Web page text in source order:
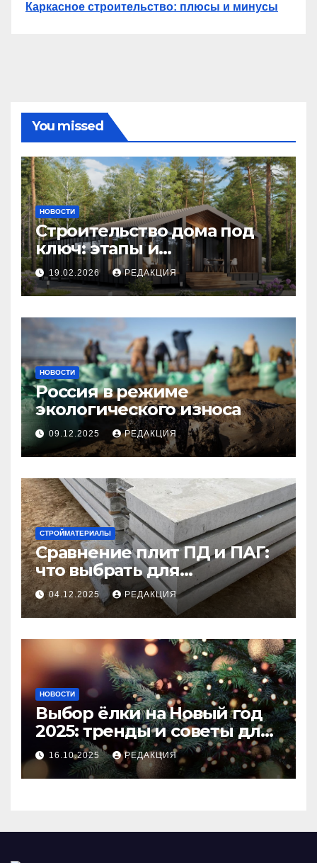
Каркасное строительство: плюсы и минусы
You missed
НОВОСТИ
Строительство дома под
ключ: этапы и
планирование бюджета
19.02.2026 РЕДАКЦИЯ
НОВОСТИ
Россия в режиме
экологического износа
09.12.2025 РЕДАКЦИЯ
СТРОЙМАТЕРИАЛЫ
Сравнение плит ПД и ПАГ:
что выбрать для
долговечного и прочного
покрытия
04.12.2025 РЕДАКЦИЯ
НОВОСТИ
Выбор ёлки на Новый год
2025: тренды и советы для
идеального праздника
16.10.2025 РЕДАКЦИЯ